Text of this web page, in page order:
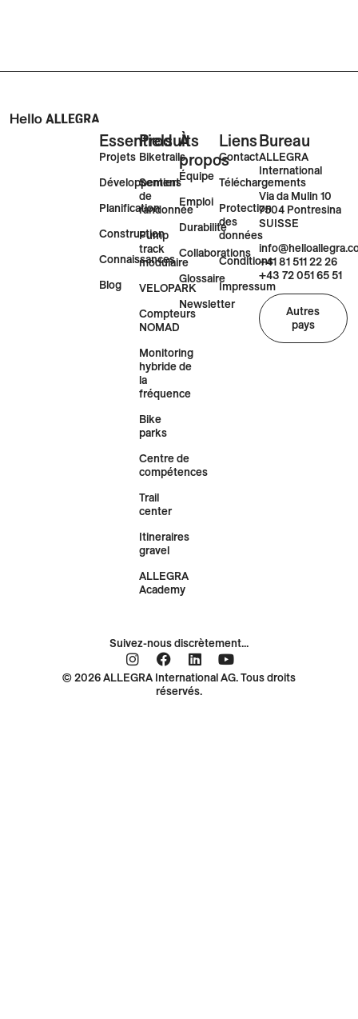
Essentiels
Projets
Développement
Planification
Construction
Connaissances
Blog
Produits
Biketrails
Sentiers
de
randonnée
Pump
track
modulaire
VELOPARK
Compteurs
NOMAD
Monitoring
hybride de
la
fréquence
Bike
parks
Centre de
compétences
Trail
center
Itineraires
gravel
ALLEGRA
Academy
À
propos
Équipe
Emploi
Durabilité
Collaborations
Glossaire
Newsletter
Liens
Contact
Téléchargements
Protection
des
données
Conditions
Impressum
Bureau
ALLEGRA
International
Via da Mulin 10
7504 Pontresina
SUISSE
+41 81 511 22 26
+43 72 051 65 51
Autres
pays
Suivez-nous discrètement...
© 2026 ALLEGRA International AG. Tous droits
réservés.